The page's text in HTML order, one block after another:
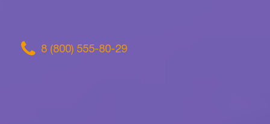
8 (800) 555-80-29